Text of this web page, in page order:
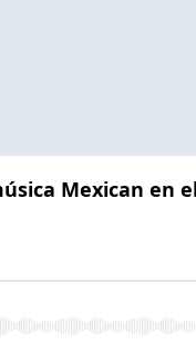
Mexican en